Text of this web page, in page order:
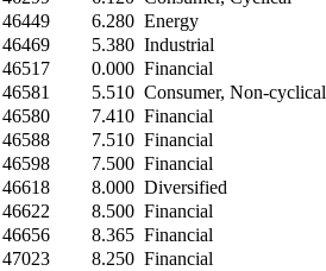
46449 6.280 Energy
46469 5.380 Industrial
46517 0.000 Financial
46581 5.510 Consumer, Non-cyclical
46580 7.410 Financial
46588 7.510 Financial
46598 7.500 Financial
46618 8.000 Diversified
46622 8.500 Financial
46656 8.365 Financial
47023 8.250 Financial